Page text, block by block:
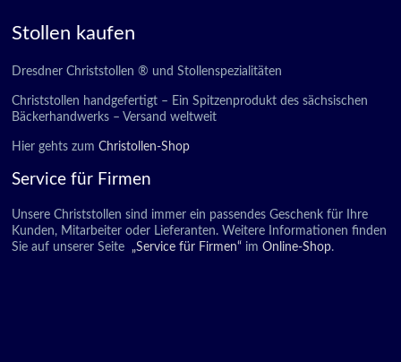
Stollen kaufen
Dresdner Christstollen ® und Stollenspezialitäten
Christstollen handgefertigt – Ein Spitzenprodukt des sächsischen
Bäckerhandwerks – Versand weltweit
Hier gehts zumChristollen-Shop
Service für Firmen
Unsere Christstollen sind immer ein passendes Geschenk für Ihre
Kunden, Mitarbeiter oder Lieferanten. Weitere Informationen finden
Sie auf unserer Seite
„Service für Firmen“ im Online-Shop.